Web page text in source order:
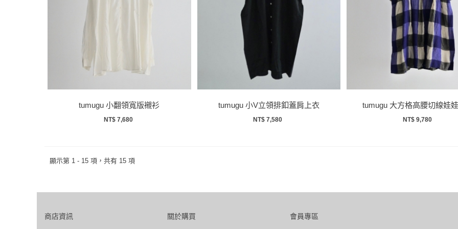
tumugu 小翻領寬版襯衫
NT$ 7,680
tumugu 小V立領排釦蓋肩上衣
NT$ 7,580
tumugu 大方格高腰切線娃
NT$ 9,780
顯示第 1 - 15 項，共有 15 項
商店資訊 關於購買 會員專區